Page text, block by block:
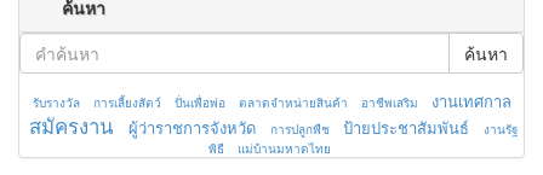
ค้นหา
ค้นหา
รับรางวัล การเลี้ยงสัตว์ ปั่นเพื่อพ่อ ตลาดจำหน่ายสินค้า อาชีพเสริม งานเทศกาล
สมัครงาน ผู้ว่าราชการจังหวัด การปลูกพืช ป้ายประชาสัมพันธ์
งานรัฐ
พิธี
แม่บ้านมหาดไทย